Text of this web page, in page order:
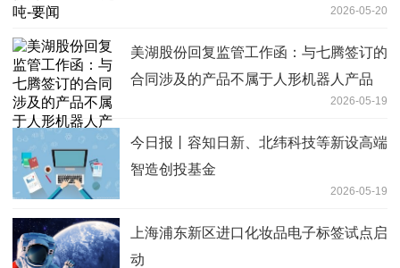
2026-05-20
美湖股份回复监管工作函：与七腾签订的
合同涉及的产品不属于人形机器人产品
2026-05-19
今日报丨容知日新、北纬科技等新设高端
智造创投基金
2026-05-19
上海浦东新区进口化妆品电子标签试点启
动